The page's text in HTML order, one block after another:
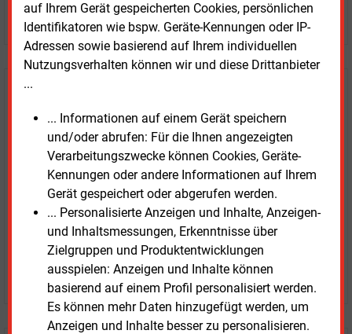
auf Ihrem Gerät gespeicherten Cookies, persönlichen
Identifikatoren wie bspw. Geräte-Kennungen oder IP-
Adressen sowie basierend auf Ihrem individuellen
Nutzungsverhalten können wir und diese Drittanbieter
...
... Informationen auf einem Gerät speichern
und/oder abrufen: Für die Ihnen angezeigten
Verarbeitungszwecke können Cookies, Geräte-
Kennungen oder andere Informationen auf Ihrem
Gerät gespeichert oder abgerufen werden.
... Personalisierte Anzeigen und Inhalte, Anzeigen-
und Inhaltsmessungen, Erkenntnisse über
Zielgruppen und Produktentwicklungen
ausspielen: Anzeigen und Inhalte können
basierend auf einem Profil personalisiert werden.
Es können mehr Daten hinzugefügt werden, um
Anzeigen und Inhalte besser zu personalisieren.
JETZT ARTIKEL KAUFEN
unverbindlich
Zwei Wochen kostenfreier Zugang
Zugang auf stündlich aktualisierte Nachrichten mit
Prognose- und Marktdaten
+ einmal täglich E&M daily
+ zwei Ausgaben der Zeitung E&M
ohne automatische Verlängerung
JETZT KOSTENLOS TESTEN